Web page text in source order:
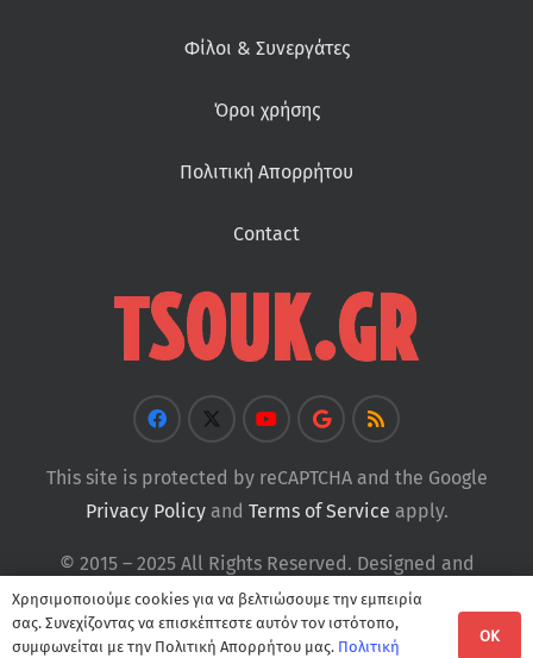
Φίλοι & Συνεργάτες
Όροι χρήσης
Πολιτική Απορρήτου
Contact
This site is protected by reCAPTCHA and the Google
Privacy Policyand Terms of Service apply.
© 2015 – 2025 All Rights Reserved. Designed and
Developed byTsouk
Χρησιμοποιούμε cookies για να βελτιώσουμε την εμπειρία
σας. Συνεχίζοντας να επισκέπτεστε αυτόν τον ιστότοπο,
συμφωνείται με την Πολιτική Απορρήτου μας. Πολιτική
OK